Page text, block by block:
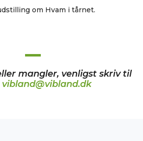
om Hvam i tårnet.
mangler, venligst skriv til
vibland@vibland.dk